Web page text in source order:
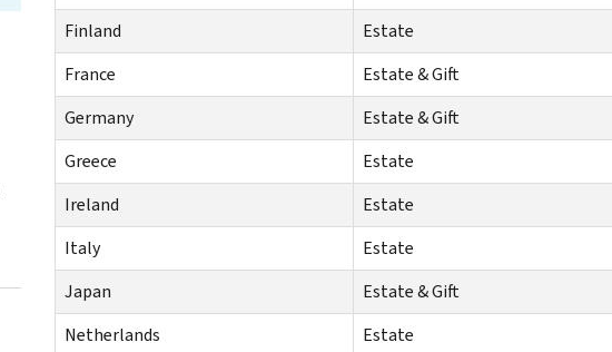
Finland
Estate
France
Estate & Gift
Germany
Estate & Gift
Greece
Estate
Ireland
Estate
Italy
Estate
Japan
Estate & Gift
Netherlands
Estate